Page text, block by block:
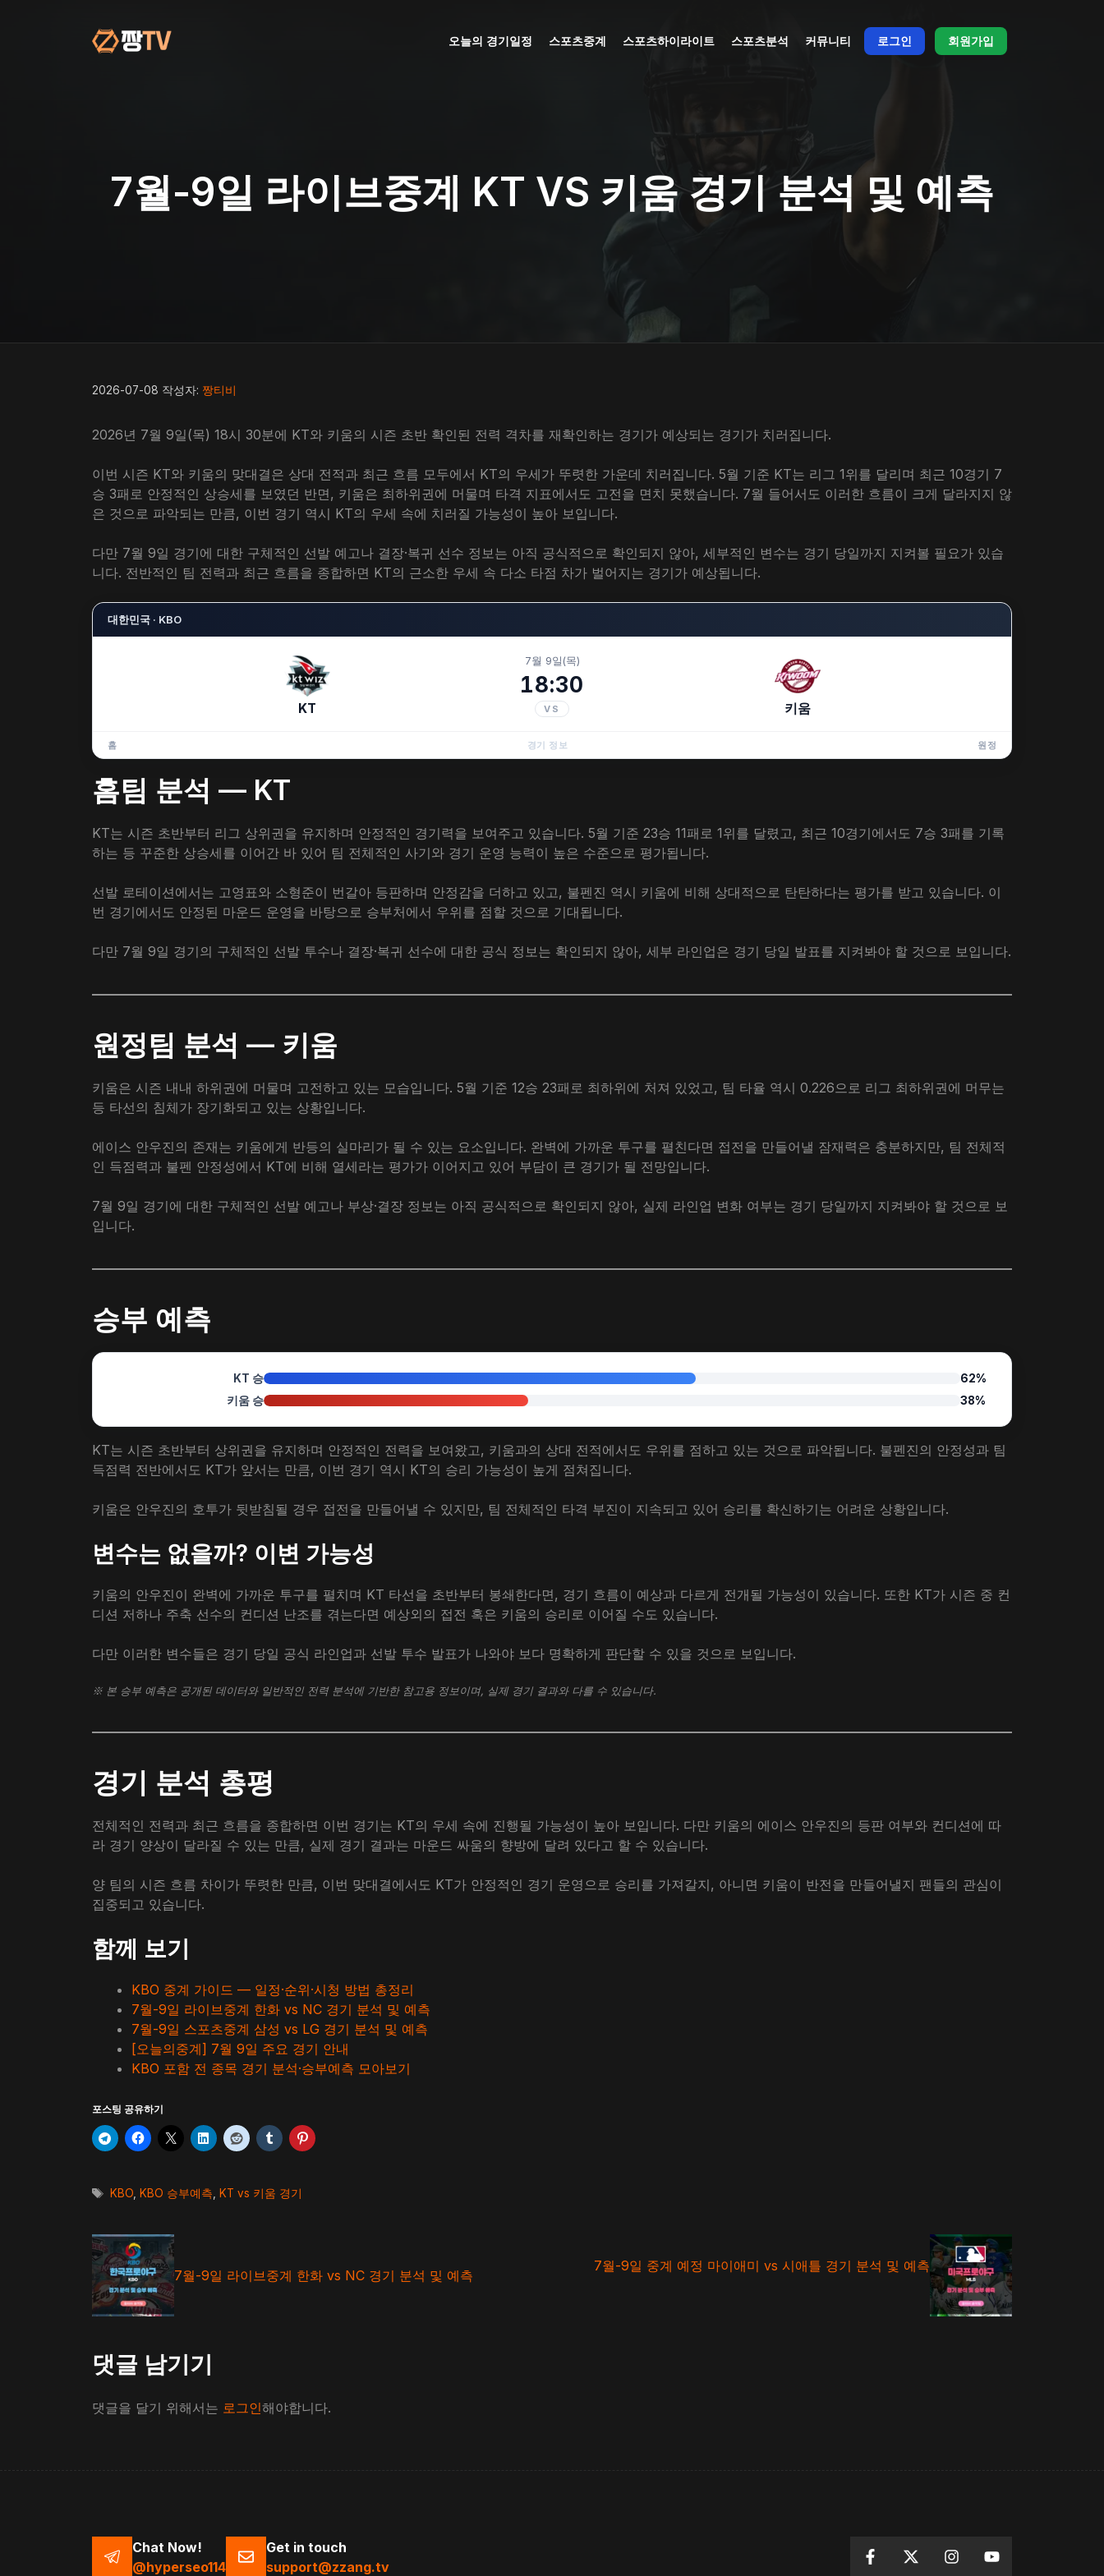
오늘의 경기일정 스포츠중계 스포츠하이라이트 스포츠분석 커뮤니티 로그인 회원가입
7월-9일 라이브중계 KT VS 키움 경기 분석 및 예측
2026-07-08 작성자: 짱티비
2026년 7월 9일(목) 18시 30분에 KT와 키움의 시즌 초반 확인된 전력 격차를 재확인하는 경기가 예상되는 경기가 치러집니다.
이번 시즌 KT와 키움의 맞대결은 상대 전적과 최근 흐름 모두에서 KT의 우세가 뚜렷한 가운데 치러집니다. 5월 기준 KT는 리그 1위를 달리며 최근 10경기 7
승 3패로 안정적인 상승세를 보였던 반면, 키움은 최하위권에 머물며 타격 지표에서도 고전을 면치 못했습니다. 7월 들어서도 이러한 흐름이 크게 달라지지 않
은 것으로 파악되는 만큼, 이번 경기 역시 KT의 우세 속에 치러질 가능성이 높아 보입니다.
다만 7월 9일 경기에 대한 구체적인 선발 예고나 결장·복귀 선수 정보는 아직 공식적으로 확인되지 않아, 세부적인 변수는 경기 당일까지 지켜볼 필요가 있습
니다. 전반적인 팀 전력과 최근 흐름을 종합하면 KT의 근소한 우세 속 다소 타점 차가 벌어지는 경기가 예상됩니다.
대한민국 · KBO
KT
7월 9일(목)
18:30
VS 키움
홈 경기 정보 원정
홈팀 분석 — KT
KT는 시즌 초반부터 리그 상위권을 유지하며 안정적인 경기력을 보여주고 있습니다. 5월 기준 23승 11패로 1위를 달렸고, 최근 10경기에서도 7승 3패를 기록
하는 등 꾸준한 상승세를 이어간 바 있어 팀 전체적인 사기와 경기 운영 능력이 높은 수준으로 평가됩니다.
선발 로테이션에서는 고영표와 소형준이 번갈아 등판하며 안정감을 더하고 있고, 불펜진 역시 키움에 비해 상대적으로 탄탄하다는 평가를 받고 있습니다. 이
번 경기에서도 안정된 마운드 운영을 바탕으로 승부처에서 우위를 점할 것으로 기대됩니다.
다만 7월 9일 경기의 구체적인 선발 투수나 결장·복귀 선수에 대한 공식 정보는 확인되지 않아, 세부 라인업은 경기 당일 발표를 지켜봐야 할 것으로 보입니다.
원정팀 분석 — 키움
키움은 시즌 내내 하위권에 머물며 고전하고 있는 모습입니다. 5월 기준 12승 23패로 최하위에 처져 있었고, 팀 타율 역시 0.226으로 리그 최하위권에 머무는
등 타선의 침체가 장기화되고 있는 상황입니다.
에이스 안우진의 존재는 키움에게 반등의 실마리가 될 수 있는 요소입니다. 완벽에 가까운 투구를 펼친다면 접전을 만들어낼 잠재력은 충분하지만, 팀 전체적
인 득점력과 불펜 안정성에서 KT에 비해 열세라는 평가가 이어지고 있어 부담이 큰 경기가 될 전망입니다.
7월 9일 경기에 대한 구체적인 선발 예고나 부상·결장 정보는 아직 공식적으로 확인되지 않아, 실제 라인업 변화 여부는 경기 당일까지 지켜봐야 할 것으로 보
입니다.
승부 예측
KT 승
62%
키움 승
38%
KT는 시즌 초반부터 상위권을 유지하며 안정적인 전력을 보여왔고, 키움과의 상대 전적에서도 우위를 점하고 있는 것으로 파악됩니다. 불펜진의 안정성과 팀
득점력 전반에서도 KT가 앞서는 만큼, 이번 경기 역시 KT의 승리 가능성이 높게 점쳐집니다.
키움은 안우진의 호투가 뒷받침될 경우 접전을 만들어낼 수 있지만, 팀 전체적인 타격 부진이 지속되고 있어 승리를 확신하기는 어려운 상황입니다.
변수는 없을까? 이변 가능성
키움의 안우진이 완벽에 가까운 투구를 펼치며 KT 타선을 초반부터 봉쇄한다면, 경기 흐름이 예상과 다르게 전개될 가능성이 있습니다. 또한 KT가 시즌 중 컨
디션 저하나 주축 선수의 컨디션 난조를 겪는다면 예상외의 접전 혹은 키움의 승리로 이어질 수도 있습니다.
다만 이러한 변수들은 경기 당일 공식 라인업과 선발 투수 발표가 나와야 보다 명확하게 판단할 수 있을 것으로 보입니다.
※ 본 승부 예측은 공개된 데이터와 일반적인 전력 분석에 기반한 참고용 정보이며, 실제 경기 결과와 다를 수 있습니다.
경기 분석 총평
전체적인 전력과 최근 흐름을 종합하면 이번 경기는 KT의 우세 속에 진행될 가능성이 높아 보입니다. 다만 키움의 에이스 안우진의 등판 여부와 컨디션에 따
라 경기 양상이 달라질 수 있는 만큼, 실제 경기 결과는 마운드 싸움의 향방에 달려 있다고 할 수 있습니다.
양 팀의 시즌 흐름 차이가 뚜렷한 만큼, 이번 맞대결에서도 KT가 안정적인 경기 운영으로 승리를 가져갈지, 아니면 키움이 반전을 만들어낼지 팬들의 관심이
집중되고 있습니다.
함께 보기
KBO 중계 가이드 — 일정·순위·시청 방법 총정리
7월-9일 라이브중계 한화 vs NC 경기 분석 및 예측
7월-9일 스포츠중계 삼성 vs LG 경기 분석 및 예측
[오늘의중계] 7월 9일 주요 경기 안내
KBO 포함 전 종목 경기 분석·승부예측 모아보기
포스팅 공유하기
태
KBO, KBO 승부예측 KT vs 키움 경기
7월-9일 라이브중계 한화 vs NC 경기 분석 및 예측
7월-9일 중계 예정 마이애미 vs 시애틀 경기 분석 및 예측
댓글 남기기
댓글을 달기 위해서는 로그인해야합니다.
Chat Now!
@hyperseo114
Get in touch
support@zzang.tv